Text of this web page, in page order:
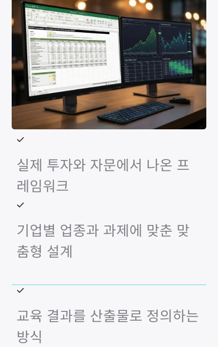
실제 투자와 자문에서 나온 프
레임워크
기업별 업종과 과제에 맞춘 맞
춤형 설계
교육 결과를 산출물로 정의하는
방식